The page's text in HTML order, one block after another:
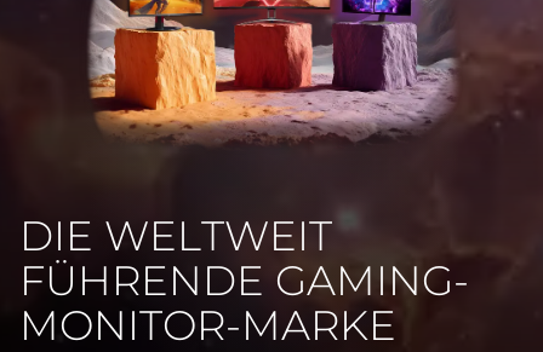
DIE WELTWEIT
FÜHRENDE GAMING-
MONITOR-MARKE